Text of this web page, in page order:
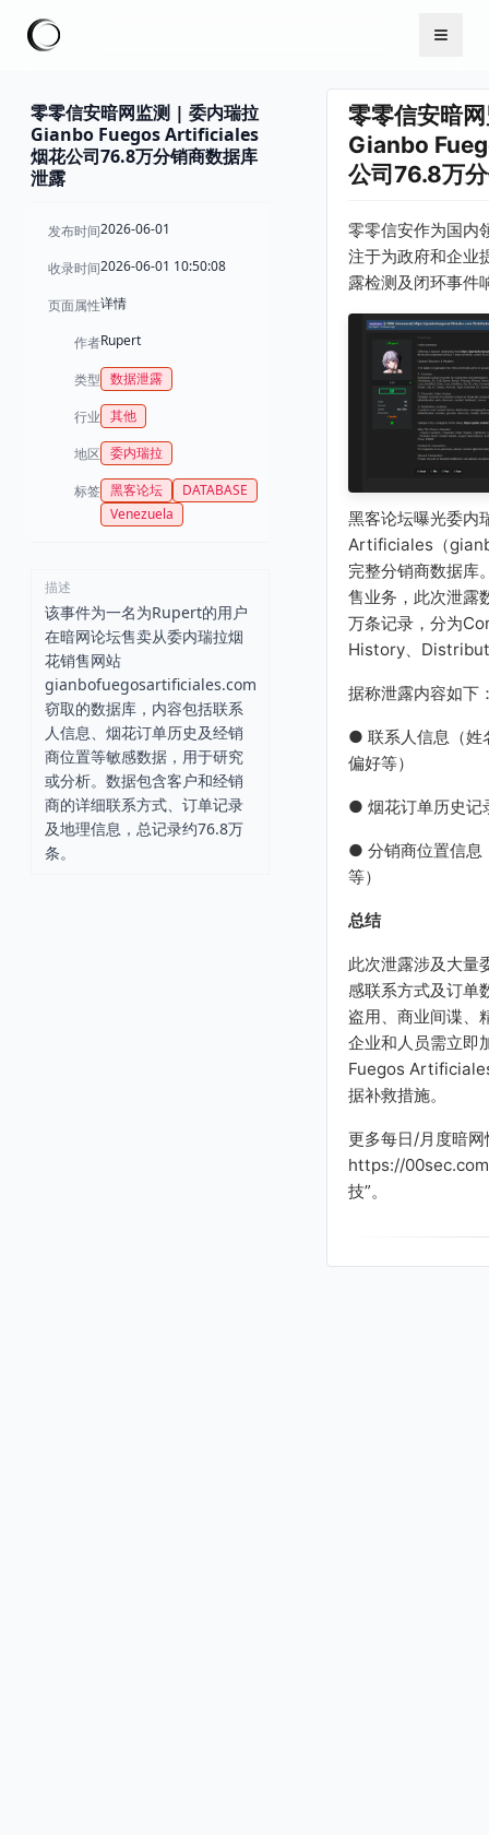
零零信安暗网监测 | 委内瑞拉
Gianbo Fuegos Artificiales
烟花公司76.8万分销商数据库
泄露
发布时间2026-06-01
收录时间2026-06-01 10:50:08
页面属性详情
作者Rupert
类型 数据泄露
行业 其他
地区 委内瑞拉
标签 黑客论坛
DATABASE
Venezuela
描述
该事件为一名为Rupert的用户
在暗网论坛售卖从委内瑞拉烟
花销售网站
gianbofuegosartificiales.com
窃取的数据库，内容包括联系
人信息、烟花订单历史及经销
商位置等敏感数据，用于研究
或分析。数据包含客户和经销
商的详细联系方式、订单记录
及地理信息，总记录约76.8万
条。
零零信安暗
Gianbo
公司76.8万
零零信安作为国内
注于为政府和企业
露检测及闭环事件
黑客论坛曝光委内
Artificiales（
完整分销商数据库
售业务，此次泄露
万条记录，分为
History、
据称泄露内容如下
● 联系人信息（姓
偏好等）
● 烟花订单历史记
● 分销商位置信息
等）
总结
此次泄露涉及大量
感联系方式及订单
盗用、商业间谍、
企业和人员需立即
Fuegos
据补救措施。
更多每日/月度暗
https://00sec.com
技”。